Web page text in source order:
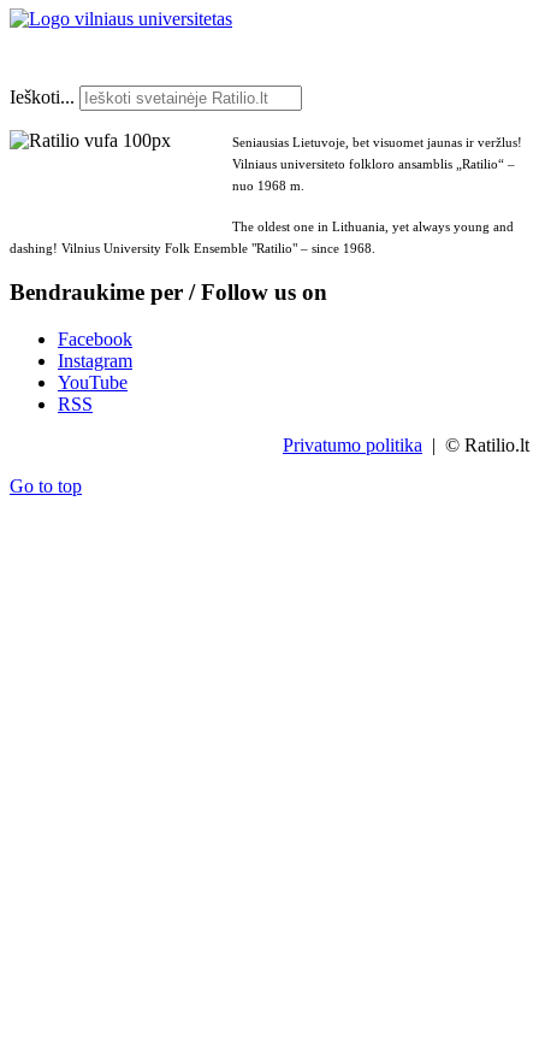
Ieškoti...
Seniausias Lietuvoje, bet visuomet jaunas ir veržlus!
Vilniaus universiteto folkloro ansamblis „Ratilio“ –
nuo 1968 m.
The oldest one in Lithuania, yet always young and
dashing! Vilnius University Folk Ensemble "Ratilio" – since 1968.
Bendraukime per / Follow us on
Facebook
Instagram
YouTube
RSS
Privatumo politika | © Ratilio.lt
Go to top